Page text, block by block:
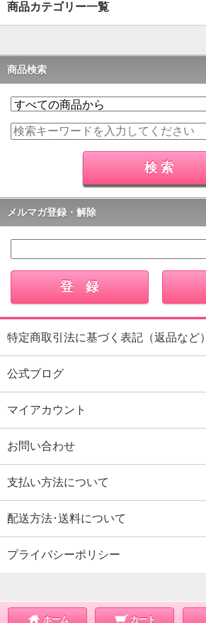
商品カテゴリー一覧
商品検索
メルマガ登録・解除
特定商取引法に基づく表記（返品など）
公式ブログ
マイアカウント
お問い合わせ
支払い方法について
配送方法･送料について
プライバシーポリシー
ホーム カート